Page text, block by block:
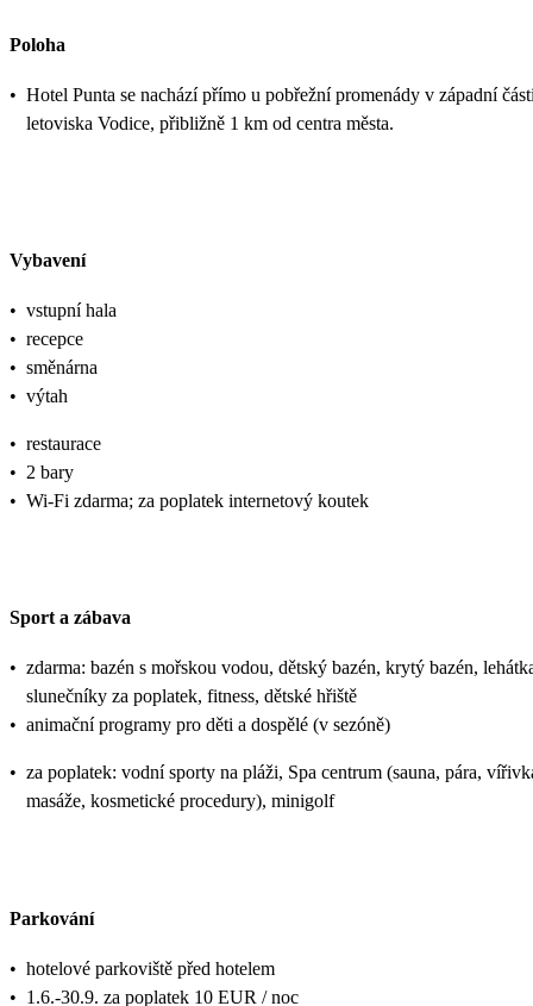
Poloha
• Hotel Punta se nachází přímo u pobřežní promenády v západní
letoviska Vodice, přibližně 1 km od centra města.
Vybavení
• vstupní hala
• recepce
• směnárna
• výtah
• restaurace
• 2 bary
• Wi-Fi zdarma; za poplatek internetový koutek
Sport a zábava
• zdarma: bazén s mořskou vodou, dětský bazén, krytý bazén,
slunečníky za poplatek, fitness, dětské hřiště
• animační programy pro děti a dospělé (v sezóně)
• za poplatek: vodní sporty na pláži, Spa centrum (sauna, pára,
masáže, kosmetické procedury), minigolf
Parkování
• hotelové parkoviště před hotelem
• 1.6.-30.9. za poplatek 10 EUR / noc